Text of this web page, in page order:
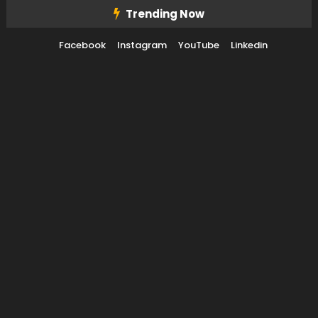
Trending Now
Facebook Instagram YouTube Linkedin